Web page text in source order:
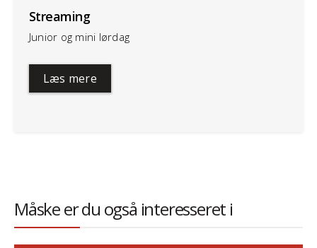
Streaming
Junior og mini lørdag
Læs mere
Måske er du også interesseret i